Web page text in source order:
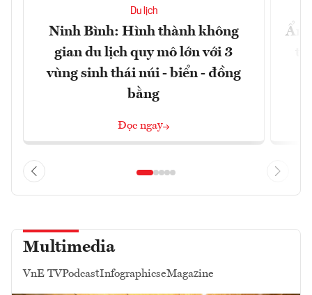
Du lịch
Ninh Bình: Hình thành không
gian du lịch quy mô lớn với 3
vùng sinh thái núi - biển - đồng
bằng
Đọc ngay
Ẩm
Multimedia
VnE TVPodcastInfographicseMagazine